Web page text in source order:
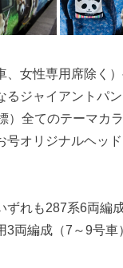
、女性専用席除く
るジャイアントパ
）全てのテーマカ
号オリジナルヘッ
ずれも287系6両編
3両編成（7～9号